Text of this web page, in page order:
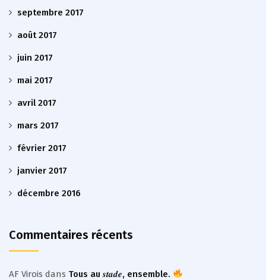
septembre 2017
août 2017
juin 2017
mai 2017
avril 2017
mars 2017
février 2017
janvier 2017
décembre 2016
Commentaires récents
AF Virois dans Tous au 𝒔𝒕𝒂𝒅𝒆, ensemble.